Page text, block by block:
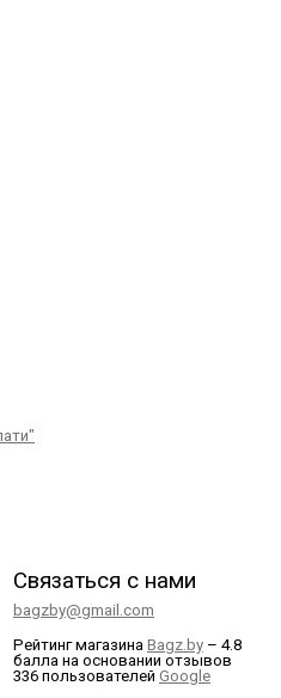
Связаться с нами
bagzby@gmail.com
Рейтинг магазина Bagz.by – 4.8
балла на основании отзывов
336 пользователей Google